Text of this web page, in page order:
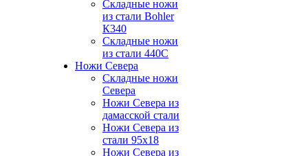
Складные ножи
из стали Bohler
К340
Складные ножи
из стали 440С
Ножи Севера
Складные ножи
Севера
Ножи Севера из
дамасской стали
Ножи Севера из
стали 95х18
Ножи Севера из